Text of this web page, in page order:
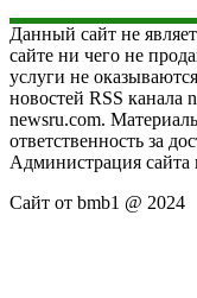
Данный сайт не
сайте ни чего не
услуги не
новостей RSS канала
newsru.com.
ответственность за
Администрация сайта
Сайт от bmb1 @ 2024